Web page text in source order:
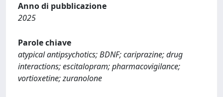
Anno di pubblicazione
2025
Parole chiave
atypical antipsychotics; BDNF; cariprazine; drug
interactions; escitalopram; pharmacovigilance;
vortioxetine; zuranolone